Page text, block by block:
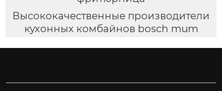
Высококачественные производители
кухонных комбайнов bosch mum